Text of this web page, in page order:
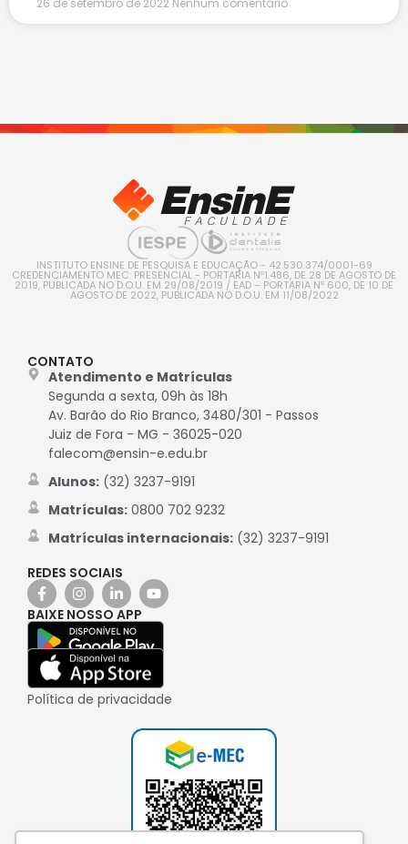
INSTITUTO ENSINE DE PESQUISA E EDUCAÇÃO - 42.530.374/0001-69
CREDENCIAMENTO MEC: PRESENCIAL - PORTARIA Nº1.486, DE 28 DE AGOSTO DE
2019, PUBLICADA NO D.O.U. EM 29/08/2019 / EAD – PORTARIA Nº 600, DE 10 DE
AGOSTO DE 2022, PUBLICADA NO D.O.U. EM 11/08/2022
CONTATO
Atendimento e Matrículas
Segunda a sexta, 09h às 18h
Av. Barão do Rio Branco, 3480/301 - Passos
Juiz de Fora - MG - 36025-020
falecom@ensin-e.edu.br
Alunos:(32) 3237-9191
Matrículas:0800 702 9232
Matrículas internacionais:(32) 3237-9191
REDES SOCIAIS
BAIXE NOSSO APP
Política de privacidade